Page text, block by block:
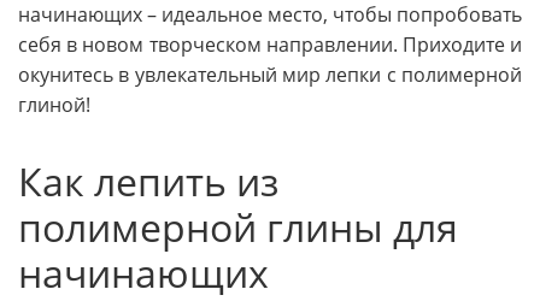
начинающих – идеальное место, чтобы попробовать
себя в новом творческом направлении. Приходите и
окунитесь в увлекательный мир лепки с полимерной
глиной!
Как лепить из
полимерной глины для
начинающих